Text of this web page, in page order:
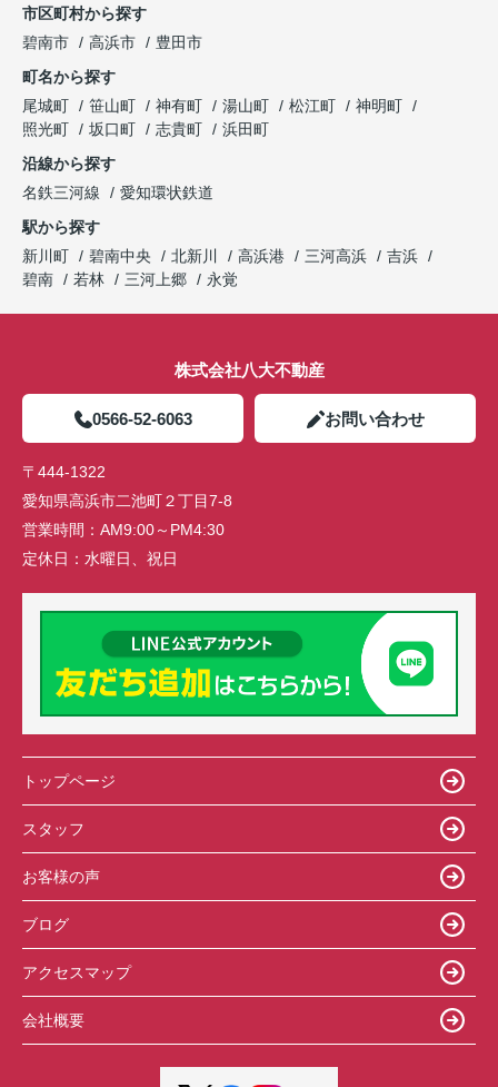
市区町村から探す
碧南市
高浜市
豊田市
町名から探す
尾城町
笹山町 神有町 湯山町 松江町
神明町
照光町
坂口町 志貴町
浜田町
沿線から探す
名鉄三河線
愛知環状鉄道
駅から探す
新川町
碧南中央 北新川 高浜港 三河高浜
吉浜
碧南
若林 三河上郷 永覚
株式会社八大不動産
0566-52-6063 お問い合わせ
〒444-1322
愛知県高浜市二池町２丁目7-8
営業時間： AM9:00～PM4:30
定休日： 水曜日、祝日
トップページ
スタッフ
お客様の声
ブログ
アクセスマップ
会社概要